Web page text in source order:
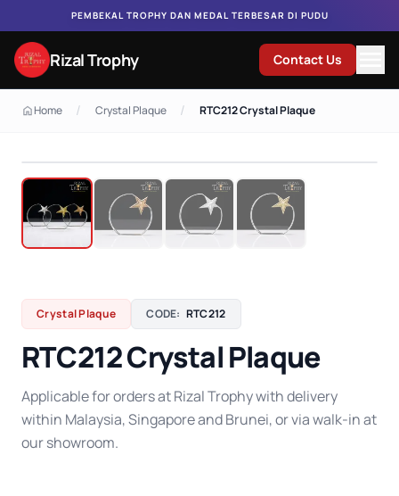
PEMBEKAL TROPHY DAN MEDAL TERBESAR DI PUDU
Rizal Trophy Contact Us
Home / Crystal Plaque / RTC212 Crystal Plaque
Crystal Plaque CODE: RTC212
RTC212 Crystal Plaque
Applicable for orders at Rizal Trophy with delivery
within Malaysia, Singapore and Brunei, or via walk-in at
our showroom.